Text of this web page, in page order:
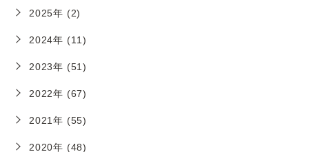
2025年 (2)
2024年 (11)
2023年 (51)
2022年 (67)
2021年 (55)
2020年 (48)